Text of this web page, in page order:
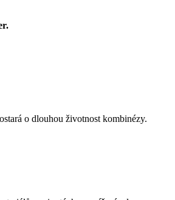
o dlouhou životnost kombinézy.